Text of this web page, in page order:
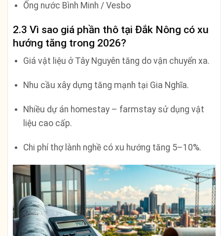
Ống nước Bình Minh / Vesbo
2.3 Vì sao giá phần thô tại Đắk Nông có xu
hướng tăng trong 2026?
Giá vật liệu ở Tây Nguyên tăng do vận chuyển xa.
Nhu cầu xây dựng tăng mạnh tại Gia Nghĩa.
Nhiều dự án homestay – farmstay sử dụng vật
liệu cao cấp.
Chi phí thợ lành nghề có xu hướng tăng 5–10%.